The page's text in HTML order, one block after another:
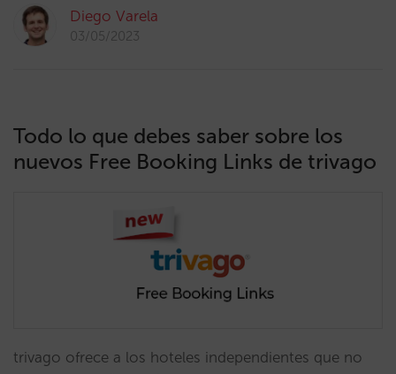
Diego Varela
03/05/2023
Todo lo que debes saber sobre los
nuevos Free Booking Links de trivago
trivago ofrece a los hoteles independientes que no